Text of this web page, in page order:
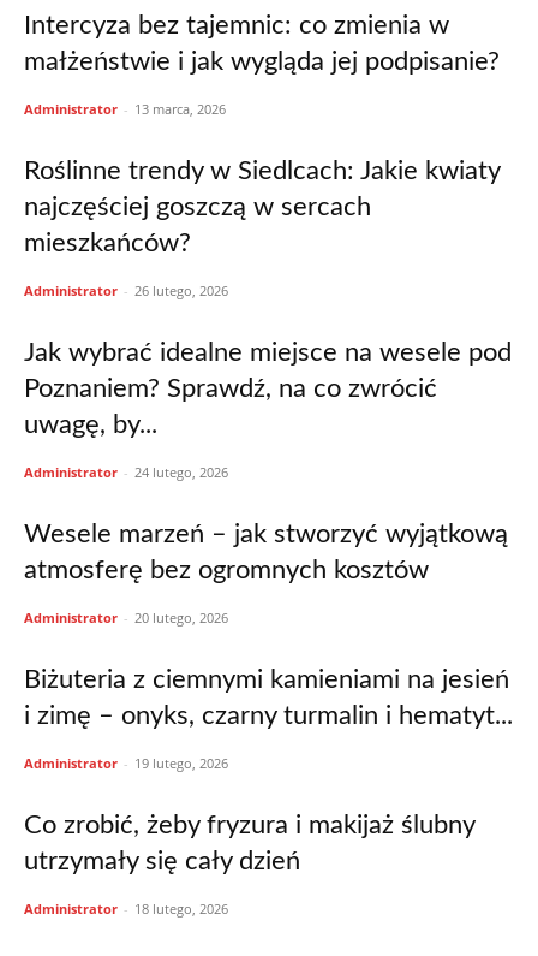
Intercyza bez tajemnic: co zmienia w
małżeństwie i jak wygląda jej podpisanie?
Administrator - 13 marca, 2026
Roślinne trendy w Siedlcach: Jakie kwiaty
najczęściej goszczą w sercach
mieszkańców?
Administrator - 26 lutego, 2026
Jak wybrać idealne miejsce na wesele pod
Poznaniem? Sprawdź, na co zwrócić
uwagę, by...
Administrator - 24 lutego, 2026
Wesele marzeń – jak stworzyć wyjątkową
atmosferę bez ogromnych kosztów
Administrator - 20 lutego, 2026
Biżuteria z ciemnymi kamieniami na jesień
i zimę – onyks, czarny turmalin i hematyt...
Administrator - 19 lutego, 2026
Co zrobić, żeby fryzura i makijaż ślubny
utrzymały się cały dzień
Administrator - 18 lutego, 2026